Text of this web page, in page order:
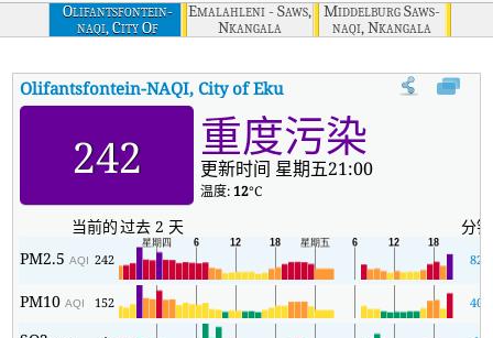
Olifantsfontein-
naqi, City Of
Ekurhuleni
Emalahleni - Saws,
Nkangala
Middelburg Saws-
naqi, Nkangala
Olifantsfontein-NAQI, City of Ekurhuleni
242 重度污染
更新时间 星期五21:00
温度: 12°C
当前的过去 2 天
分钟
PM2.5AQI 242 82
PM10AQI 152 40